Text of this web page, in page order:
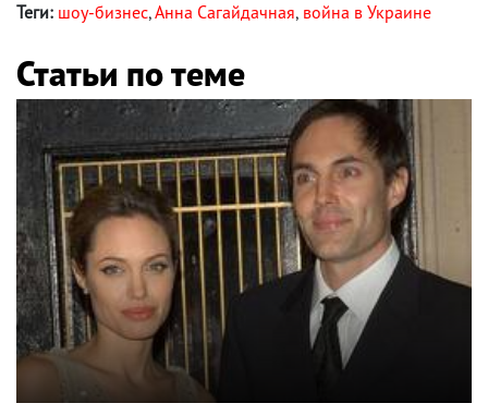
Теги: шоу-бизнес,Анна Сагайдачная, война в Украине
Статьи по теме